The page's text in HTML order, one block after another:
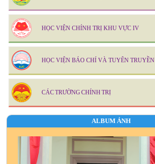
HỌC VIỆN CHÍNH TRỊ KHU VỰC IV
HỌC VIỆN BÁO CHÍ VÀ TUYÊN TRUYỀN
CÁC TRƯỜNG CHÍNH TRỊ
ALBUM ẢNH